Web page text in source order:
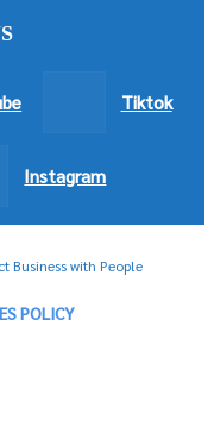
Tiktok
Instagram
Business with People
POLICY